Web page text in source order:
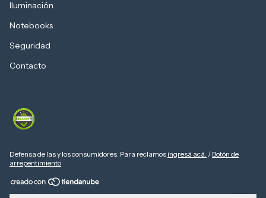
Iluminación
Notebooks
Seguridad
Contacto
Defensa de las y los consumidores. Para reclamos ingresá acá. / Botón de
arrepentimiento
Copyright Computers Depot - 20310103730 - 2026. Todos los derechos